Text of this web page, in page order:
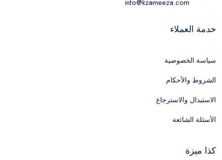
info@kzameeza.com
خدمة العملاء
سياسة الخصوصية
الشروط والأحكام
الاستبدال والاسترجاع
الأسئلة الشائعة
كذا ميزة